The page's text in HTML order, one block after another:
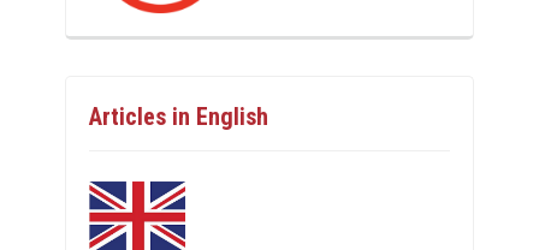
Articles in English